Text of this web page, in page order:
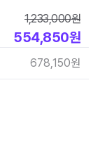
1,233,000원
554,850원
678,150원